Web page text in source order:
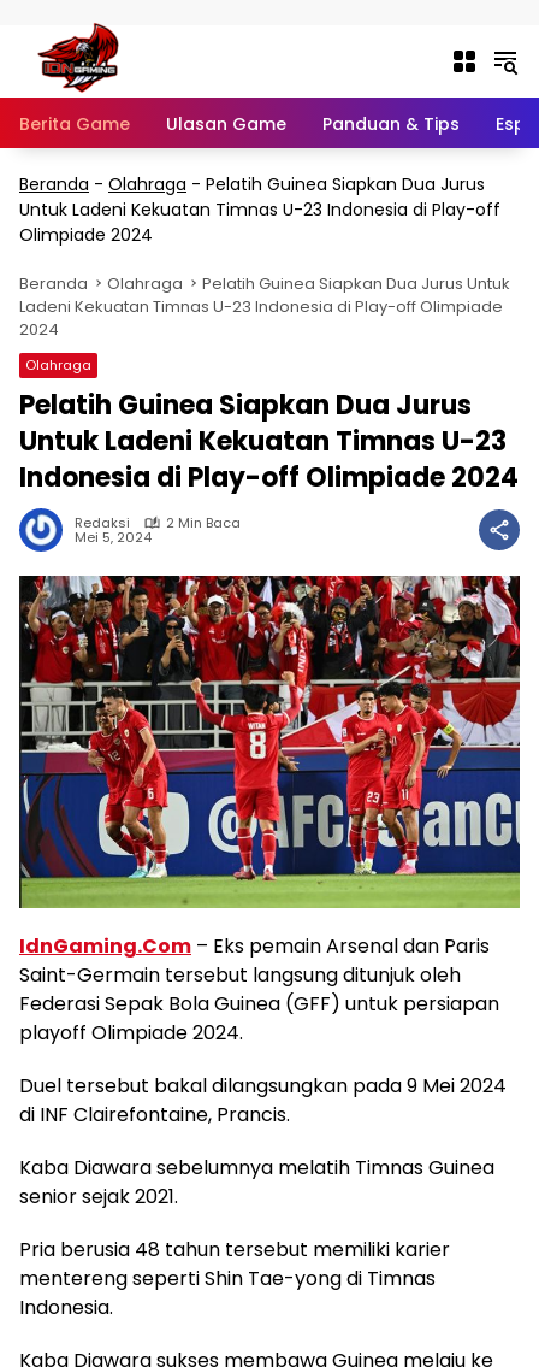
Berita Game Ulasan Game Panduan & Tips
Beranda - Olahraga - Pelatih Guinea Siapkan Dua Jurus
Untuk Ladeni Kekuatan Timnas U-23 Indonesia di Play-off
Olimpiade 2024
Beranda Olahraga
Pelatih Guinea Siapkan Dua Jurus Untuk
Ladeni Kekuatan Timnas U-23 Indonesia di Play-off Olimpiade
2024
Olahraga
Pelatih Guinea Siapkan Dua Jurus
Untuk Ladeni Kekuatan Timnas U-23
Indonesia di Play-off Olimpiade 2024
Redaksi 2 Min Baca
Mei 5, 2024
IdnGaming.Com – Eks pemain Arsenal dan Paris
Saint-Germain tersebut langsung ditunjuk oleh
Federasi Sepak Bola Guinea (GFF) untuk persiapan
playoff Olimpiade 2024.
Duel tersebut bakal dilangsungkan pada 9 Mei 2024
di INF Clairefontaine, Prancis.
Kaba Diawara sebelumnya melatih Timnas Guinea
senior sejak 2021.
Pria berusia 48 tahun tersebut memiliki karier
mentereng seperti Shin Tae-yong di Timnas
Indonesia.
Kaba Diawara sukses membawa Guinea melaju ke